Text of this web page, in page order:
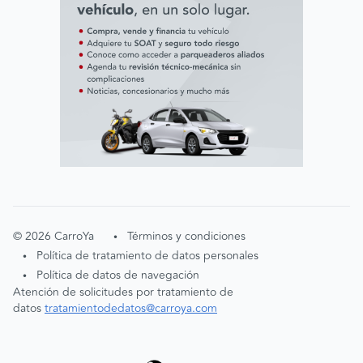
©2026 CarroYa • Términos y condiciones
• Política de tratamiento de datos personales
•
Política de datos de navegación
Atención de solicitudes por tratamiento de
datostratamientodedatos@carroya.com